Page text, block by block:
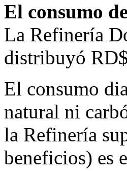
El consumo
La Refinería
distribuyó
El consumo
natural ni
la Refinería
beneficios) es